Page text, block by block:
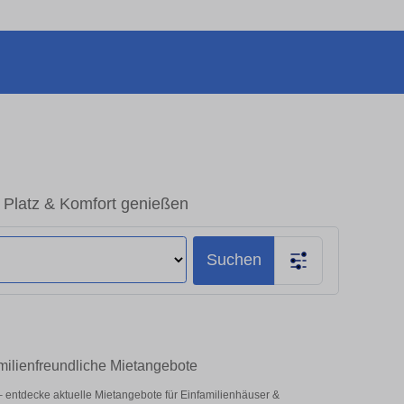
& Komfort genießen
Suchen
Mietangebote
aktuelle Mietangebote für Einfamilienhäuser &